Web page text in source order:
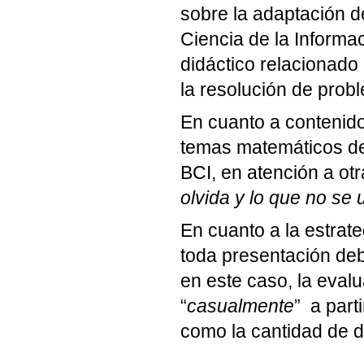
sobre la adaptación
Ciencia de la
didáctico
la resolución de
En cuanto a
temas matemáticos
BCI, en atención a
olvida y lo que no se
En cuanto a la
toda presentación
en este caso, la
“casualmente” a
como la cantidad de